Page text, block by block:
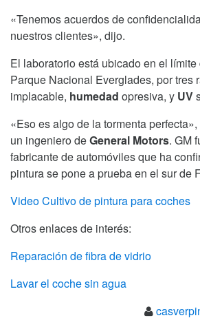
«Tenemos acuerdos de
nuestros clientes», dijo.
El laboratorio está ubicado en el
Parque Nacional Everglades, por tres
implacable, humedad opresiva, y UV
«Eso es algo de la tormenta
un ingeniero deGeneral Motors. GM
fabricante de automóviles que ha
pintura se pone a prueba en el sur de
Video Cultivo de pintura para coches
Otros enlaces de interés:
Reparación de fibra de vidrio
Lavar el coche sin agua